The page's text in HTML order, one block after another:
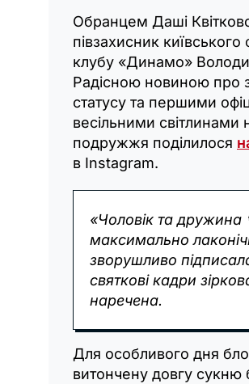
Обранцем Даші
півзахисник
клубу «Динамо»
Радісною новиною про
статусу та першими
весільними світлинами
подружжя поділилося
в Instagram.
«Чоловік та
максимально
зворушливо
святкові кадри
наречена.
Для особливого дня
витончену довгу сукню